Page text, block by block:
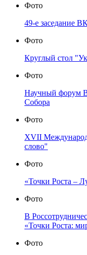
Фото
49-е заседание
Фото
Круглый стол
Фото
Научный форум
Собора
Фото
XVII
слово"
Фото
«Точки Роста –
Фото
В
«Точки Роста:
Фото